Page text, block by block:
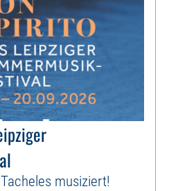
musiziert!